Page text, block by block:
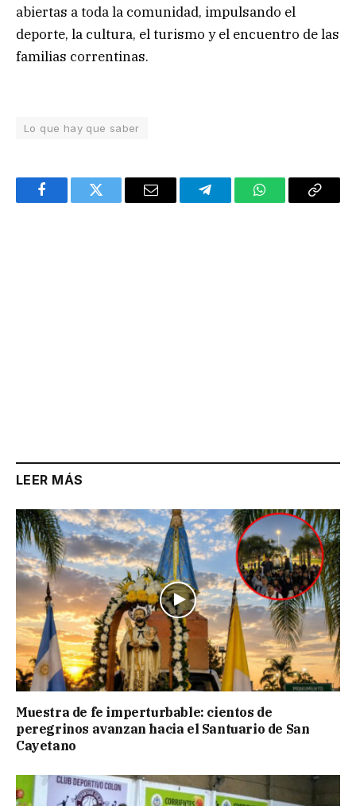
abiertas a toda la comunidad, impulsando el
deporte, la cultura, el turismo y el encuentro de las
familias correntinas.
Lo que hay que saber
FacebookTwitter Email TelegramWhatsAppCopy
LEER MÁS
Muestra de fe imperturbable: cientos de
peregrinos avanzan hacia el Santuario de San
Cayetano